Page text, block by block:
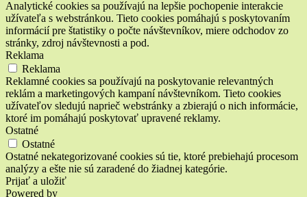
Analytické cookies sa používajú na lepšie pochopenie interakcie
užívateľa s webstránkou. Tieto cookies pomáhajú s poskytovaním
informácií pre štatistiky o počte návštevníkov, miere odchodov zo
stránky, zdroj návštevnosti a pod.
Reklama
Reklama
Reklamné cookies sa používajú na poskytovanie relevantných
reklám a marketingových kampaní návštevníkom. Tieto cookies
užívateľov sledujú naprieč webstránky a zbierajú o nich informácie,
ktoré im pomáhajú poskytovať upravené reklamy.
Ostatné
Ostatné
Ostatné nekategorizované cookies sú tie, ktoré prebiehajú procesom
analýzy a ešte nie sú zaradené do žiadnej kategórie.
Prijať a uložiť
Powered by